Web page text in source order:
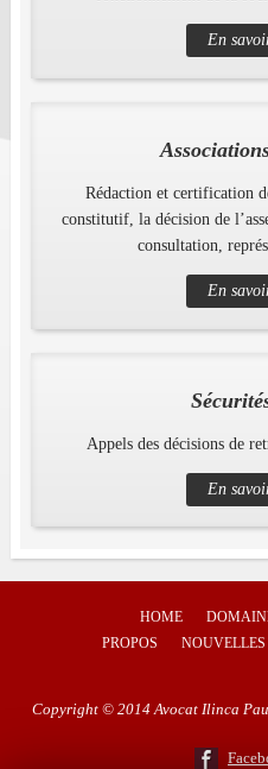
En
Rédaction et certification
constitutif, la décision de
consultation,
En
Appels des décisions de
En
HOME
PROPOS
NOUVELLES
Copyright © 2014 Avocat Ilinca